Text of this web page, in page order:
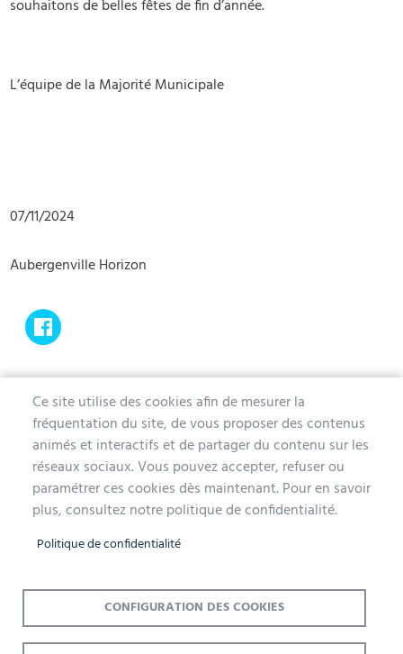
souhaitons de belles fêtes de fin d’année.
L’équipe de la Majorité Municipale
07/11/2024
Aubergenville Horizon
Ce site utilise des cookies afin de mesurer la
fréquentation du site, de vous proposer des contenus
animés et interactifs et de partager du contenu sur les
réseaux sociaux. Vous pouvez accepter, refuser ou
paramétrer ces cookies dès maintenant. Pour en savoir
plus, consultez notre politique de confidentialité.
Politique de confidentialité
CONFIGURATION DES COOKIES
MAIRIE D'AUBERGENVILLE
1 avenue de la Division Leclerc
78410 Aubergenville
Tél. 01 30 90 45 00
Lundi, mercredi, jeudi et vendredi de 9h à 12h et de 14h à 17h
Le samedi de 9h à 12h (Accueil et État-Civil)